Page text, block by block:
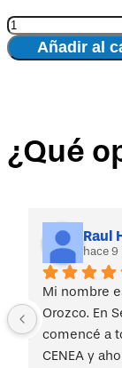
Servicio
de
MENTORÍA
Añadir al
¿Qué
Raul
hace 9
Mi nombre
Orozco. En
comencé a
CENEA y